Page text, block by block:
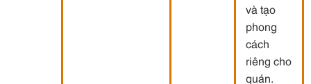
và tạo
phong
cách
riêng cho
quán.